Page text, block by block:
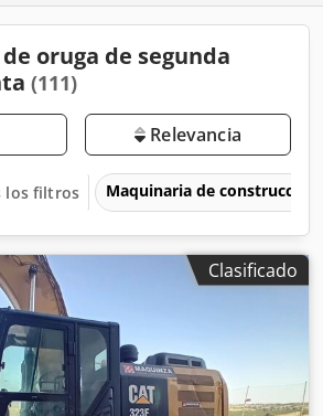
oruga de segunda
(111)
Relevancia
los filtros Maquinaria de construcción
Clasificado